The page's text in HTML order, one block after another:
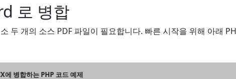
로 병합
두 개의 소스 PDF 파일이 필요합니다. 빠른 시작을 위해 아래
에 병합하는 PHP 코드 예제